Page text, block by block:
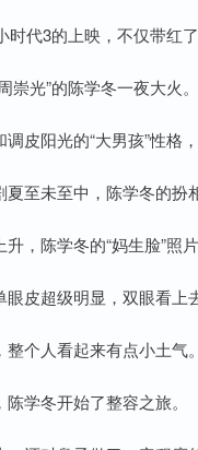
代3的上映，不仅带红了
崇光”的陈学冬一夜大火。
皮阳光的“大男孩”性格
至未至中，陈学冬的扮
，陈学冬的“妈生脸”照
皮超级明显，双眼看上
个人看起来有点小土气。
学冬开始了整容之旅。